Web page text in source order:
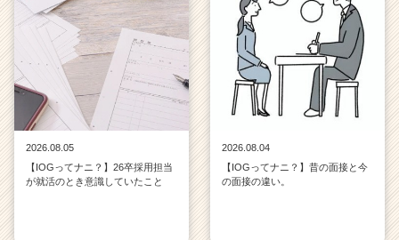
2026.08.05
【IOGってナニ？】26卒採用担当
が就活のとき意識していたこと
2026.08.04
【IOGってナニ？】昔の面接と今
の面接の違い。